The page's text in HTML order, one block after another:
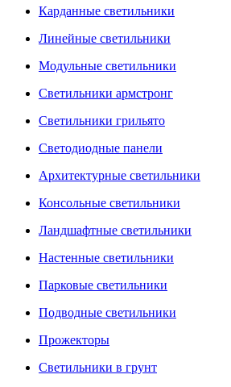
Карданные светильники
Линейные светильники
Модульные светильники
Светильники армстронг
Светильники грильято
Светодиодные панели
Архитектурные светильники
Консольные светильники
Ландшафтные светильники
Настенные светильники
Парковые светильники
Подводные светильники
Прожекторы
Светильники в грунт